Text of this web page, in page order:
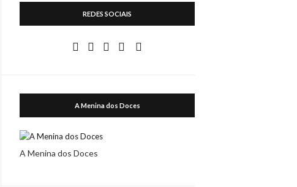
REDES SOCIAIS
A Menina dos Doces
A Menina dos Doces